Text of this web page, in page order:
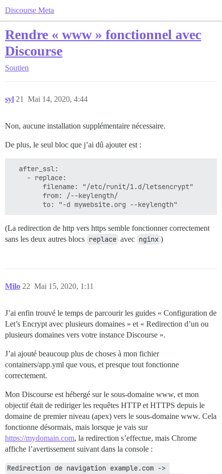
Discourse Meta
Rendre « www » fonctionnel avec
Discourse
Soutien
syl Mai 14, 2020, 4:44
21
Non, aucune installation supplémentaire nécessaire.
De plus, le seul bloc que j’ai dû ajouter est :
  after_ssl:
    - replace:
        filename: "/etc/runit/1.d/letsencrypt"
        from: /--keylength/
(La redirection de http vers https semble fonctionner correctement
sans les deux autres blocs replace avec nginx )
Milo Mai 15, 2020, 1:11
22
J’ai enfin trouvé le temps de parcourir les guides « Configuration de
Let’s Encrypt avec plusieurs domaines » et « Redirection d’un ou
plusieurs domaines vers votre instance Discourse ».
J’ai ajouté beaucoup plus de choses à mon fichier
containers/app.yml que vous, et presque tout fonctionne
correctement.
Mon Discourse est hébergé sur le sous-domaine www, et mon
objectif était de rediriger les requêtes HTTP et HTTPS depuis le
domaine de premier niveau (apex) vers le sous-domaine www. Cela
fonctionne désormais, mais lorsque je vais sur
https://mydomain.com, la redirection s’effectue, mais Chrome
affiche l’avertissement suivant dans la console :
Redirection de navigation example.com ->